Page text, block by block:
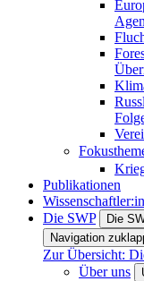
Publikationen
Die SWP
Die
Navigation
Zur Übersicht:
Über uns